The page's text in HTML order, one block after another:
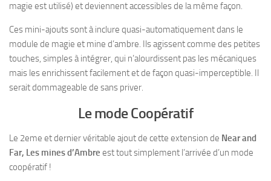
magie est utilisé) et deviennent accessibles de la même façon.
Ces mini-ajouts sont à inclure quasi-automatiquement dans le
module de magie et mine d’ambre. Ils agissent comme des petites
touches, simples à intégrer, qui n’alourdissent pas les mécaniques
mais les enrichissent facilement et de façon quasi-imperceptible. Il
serait dommageable de sans priver.
Le mode Coopératif
Le 2eme et dernier véritable ajout de cette extension de Near and
Far, Les mines d’Ambre est tout simplement l’arrivée d’un mode
coopératif !